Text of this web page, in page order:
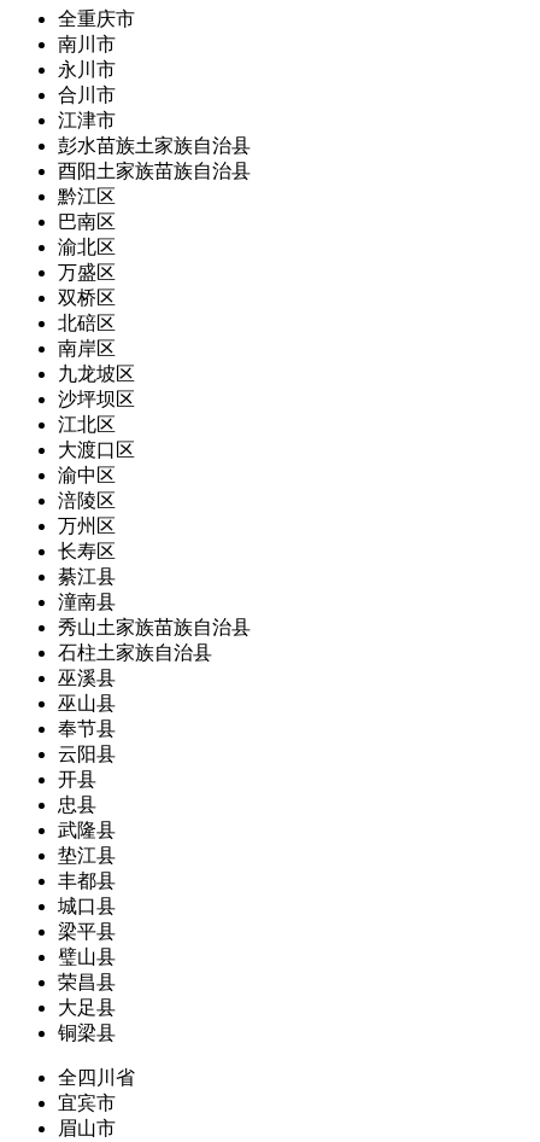
全重庆市
南川市
永川市
合川市
江津市
彭水苗族土家族自治县
酉阳土家族苗族自治县
黔江区
巴南区
渝北区
万盛区
双桥区
北碚区
南岸区
九龙坡区
沙坪坝区
江北区
大渡口区
渝中区
涪陵区
万州区
长寿区
綦江县
潼南县
秀山土家族苗族自治县
石柱土家族自治县
巫溪县
巫山县
奉节县
云阳县
开县
忠县
武隆县
垫江县
丰都县
城口县
梁平县
璧山县
荣昌县
大足县
铜梁县
全四川省
宜宾市
眉山市